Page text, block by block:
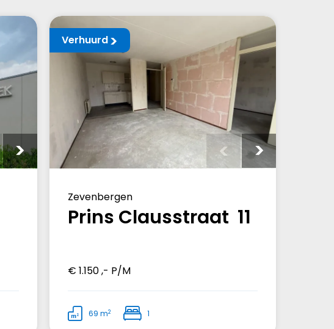
Verhuurd
Zevenbergen
Prins Clausstraat 11
€ 1.150 ,- P/M
69 m2 1